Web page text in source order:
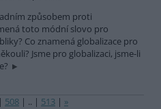
způsobem proti
toto módní slovo pro
Co znamená globalizace pro
Jsme pro globalizaci, jsme-li
| 508 | .. | 513 | »